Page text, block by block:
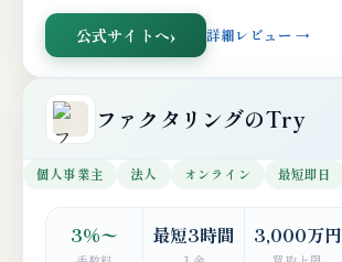
公式サイトへ 詳細レビュー →
ファクタリングのTry
個人事業主 法人 オンライン 最短即日
3%〜 最短3時間 3,000万円